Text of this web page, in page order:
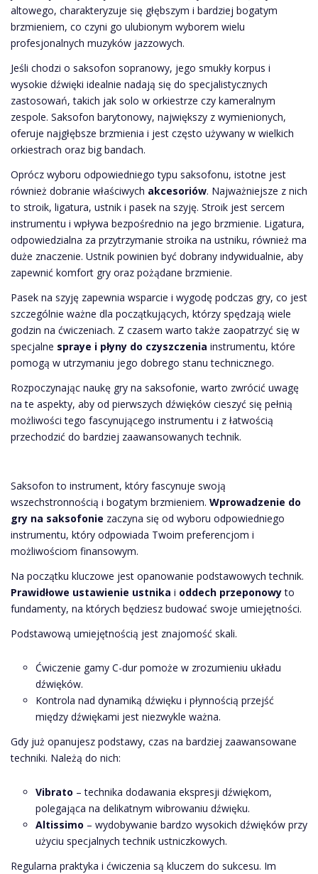
altowego, charakteryzuje się głębszym i bardziej bogatym
brzmieniem, co czyni go ulubionym wyborem wielu
profesjonalnych muzyków jazzowych.
Jeśli chodzi o saksofon sopranowy, jego smukły korpus i
wysokie dźwięki idealnie nadają się do specjalistycznych
zastosowań, takich jak solo w orkiestrze czy kameralnym
zespole. Saksofon barytonowy, największy z wymienionych,
oferuje najgłębsze brzmienia i jest często używany w wielkich
orkiestrach oraz big bandach.
Oprócz wyboru odpowiedniego typu saksofonu, istotne jest
również dobranie właściwych akcesoriów. Najważniejsze z nich
to stroik, ligatura, ustnik i pasek na szyję. Stroik jest sercem
instrumentu i wpływa bezpośrednio na jego brzmienie. Ligatura,
odpowiedzialna za przytrzymanie stroika na ustniku, również ma
duże znaczenie. Ustnik powinien być dobrany indywidualnie, aby
zapewnić komfort gry oraz pożądane brzmienie.
Pasek na szyję zapewnia wsparcie i wygodę podczas gry, co jest
szczególnie ważne dla początkujących, którzy spędzają wiele
godzin na ćwiczeniach. Z czasem warto także zaopatrzyć się w
specjalne spraye i płyny do czyszczenia instrumentu, które
pomogą w utrzymaniu jego dobrego stanu technicznego.
Rozpoczynając naukę gry na saksofonie, warto zwrócić uwagę
na te aspekty, aby od pierwszych dźwięków cieszyć się pełnią
możliwości tego fascynującego instrumentu i z łatwością
przechodzić do bardziej zaawansowanych technik.
Saksofon to instrument, który fascynuje swoją
wszechstronnością i bogatym brzmieniem. Wprowadzenie do
gry na saksofonie zaczyna się od wyboru odpowiedniego
instrumentu, który odpowiada Twoim preferencjom i
możliwościom finansowym.
Na początku kluczowe jest opanowanie podstawowych technik.
Prawidłowe ustawienie ustnika i oddech przeponowyto
fundamenty, na których będziesz budować swoje umiejętności.
Podstawową umiejętnością jest znajomość skali.
Ćwiczenie gamy C-dur pomoże w zrozumieniu układu
dźwięków.
Kontrola nad dynamiką dźwięku i płynnością przejść
między dźwiękami jest niezwykle ważna.
Gdy już opanujesz podstawy, czas na bardziej zaawansowane
techniki. Należą do nich:
Vibrato – technika dodawania ekspresji dźwiękom,
polegająca na delikatnym wibrowaniu dźwięku.
Altissimo – wydobywanie bardzo wysokich dźwięków przy
użyciu specjalnych technik ustniczkowych.
Regularna praktyka i ćwiczenia są kluczem do sukcesu. Im